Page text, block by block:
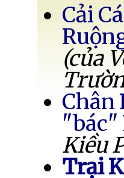
Cải
(của
Chân
"bác"
Kiều
Trại